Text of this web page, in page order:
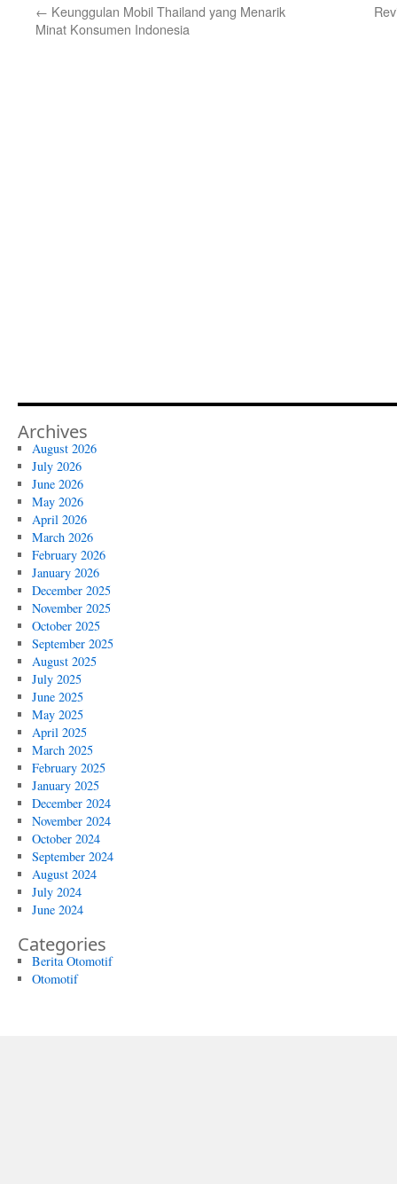
← Keunggulan Mobil Thailand yang Menarik
Minat Konsumen Indonesia
Archives
August 2026
July 2026
June 2026
May 2026
April 2026
March 2026
February 2026
January 2026
December 2025
November 2025
October 2025
September 2025
August 2025
July 2025
June 2025
May 2025
April 2025
March 2025
February 2025
January 2025
December 2024
November 2024
October 2024
September 2024
August 2024
July 2024
June 2024
Categories
Berita Otomotif
Otomotif